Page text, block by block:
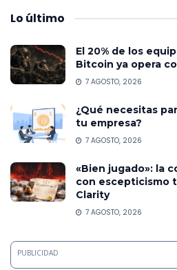
Lo último
El 20% de los
Bitcoin ya opera
7 AGOSTO, 2026
¿Qué necesitas
tu empresa?
7 AGOSTO, 2026
«Bien jugado»: la
con escepticismo
Clarity
7 AGOSTO, 2026
PUBLICIDAD